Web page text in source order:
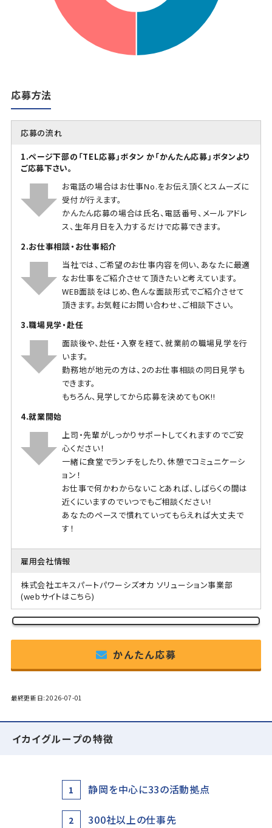
応募方法
応募の流れ
1.ページ下部の「TEL応募」ボタン か「かんたん応募」ボタンより
ご応募下さい。
お電話の場合はお仕事No.をお伝え頂くとスムーズに
受付が行えます。
かんたん応募の場合は氏名、電話番号、メールアドレ
ス、生年月日を入力するだけで応募できます。
2.お仕事相談・お仕事紹介
当社では、ご希望のお仕事内容を伺い、あなたに最適
なお仕事をご紹介させて頂きたいと考えています。
WEB面談をはじめ、色んな面談形式でご紹介させて
頂きます。お気軽にお問い合わせ、ご相談下さい。
3.職場見学・赴任
面談後や、赴任・入寮を経て、就業前の職場見学を行
います。
勤務地が地元の方は、2のお仕事相談の同日見学も
できます。
もちろん、見学してから応募を決めてもOK!!
4.就業開始
上司・先輩がしっかりサポートしてくれますのでご安
心ください！
一緒に食堂でランチをしたり、休憩でコミュニケーシ
ョン！
お仕事で何かわからないことあれば、しばらくの間は
近くにいますのでいつでもご相談ください！
あなたのペースで慣れていってもらえれば大丈夫で
す！
雇用会社情報
株式会社エキスパートパワーシズオカ ソリューション事業部
(webサイトはこちら)
かんたん応募
最終更新日:2026-07-01
イカイグループの特徴
1 静岡を中心に33の活動拠点
2 300社以上の仕事先